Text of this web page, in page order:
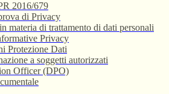
2016/679
di Privacy
materia di trattamento di dati personali
Privacy
Protezione Dati
a soggetti autorizzati
Officer (DPO)